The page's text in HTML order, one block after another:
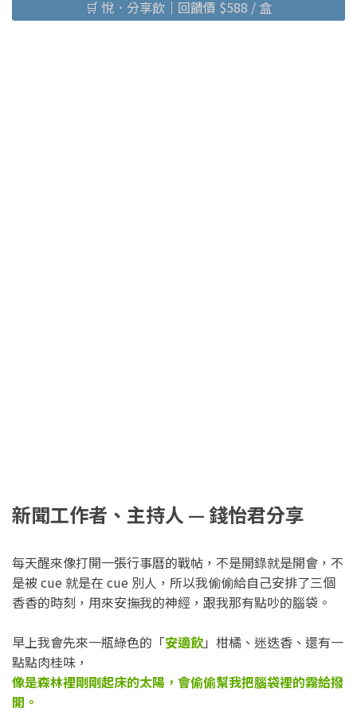
🛒 悅．分享飲｜回饋價 $588 / 盒
新聞工作者、主持人 — 錢怡君分享
每天醒來像打開一張行事曆的戰帖，不是開錄就是開會，不
是被 cue 就是在 cue 別人，所以我偷偷給自己安排了三個
香香的時刻，用來安撫我的神經，跟我那有點吵的腦袋。
早上我會先來一瓶綠色的「安適飲」柑橘、迷迭香、還有一
點點肉桂味，
像是森林裡剛剛起床的太陽，會偷偷幫我把腦袋裡的霧給撥
開。